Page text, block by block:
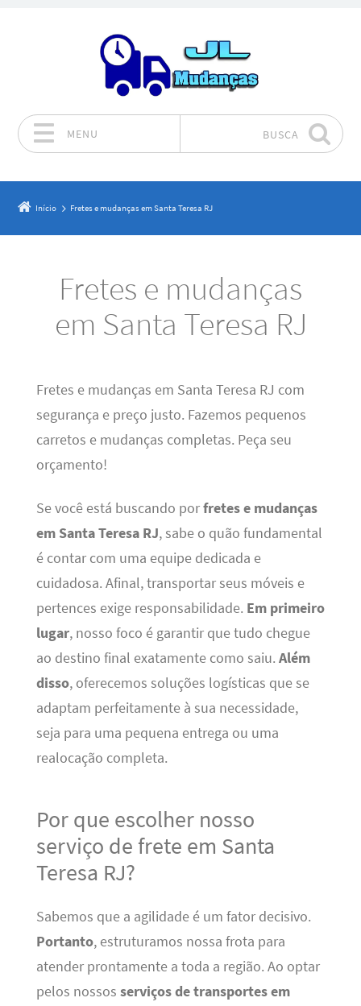
MENU BUSCA
Início Fretes e mudanças em Santa Teresa RJ
Fretes e mudanças
em Santa Teresa RJ
Fretes e mudanças em Santa Teresa RJ com
segurança e preço justo. Fazemos pequenos
carretos e mudanças completas. Peça seu
orçamento!
Se você está buscando porfretes e mudanças
em Santa Teresa RJ, sabe o quão fundamental
é contar com uma equipe dedicada e
cuidadosa. Afinal, transportar seus móveis e
pertences exige responsabilidade. Em primeiro
lugar, nosso foco é garantir que tudo chegue
ao destino final exatamente como saiu. Além
disso, oferecemos soluções logísticas que se
adaptam perfeitamente à sua necessidade,
seja para uma pequena entrega ou uma
realocação completa.
Por que escolher nosso
serviço de frete em Santa
Teresa RJ?
Sabemos que a agilidade é um fator decisivo.
Portanto, estruturamos nossa frota para
atender prontamente a toda a região. Ao optar
pelos nossos serviços de transportes em